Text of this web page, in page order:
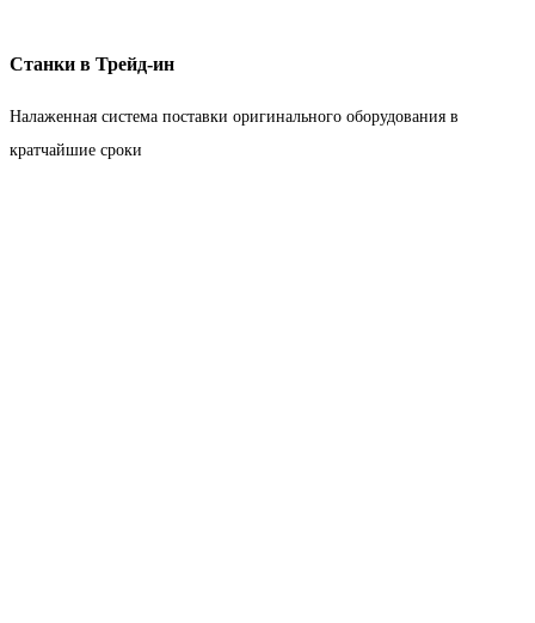
Станки в Трейд-ин
Налаженная система поставки оригинального оборудования в
кратчайшие сроки